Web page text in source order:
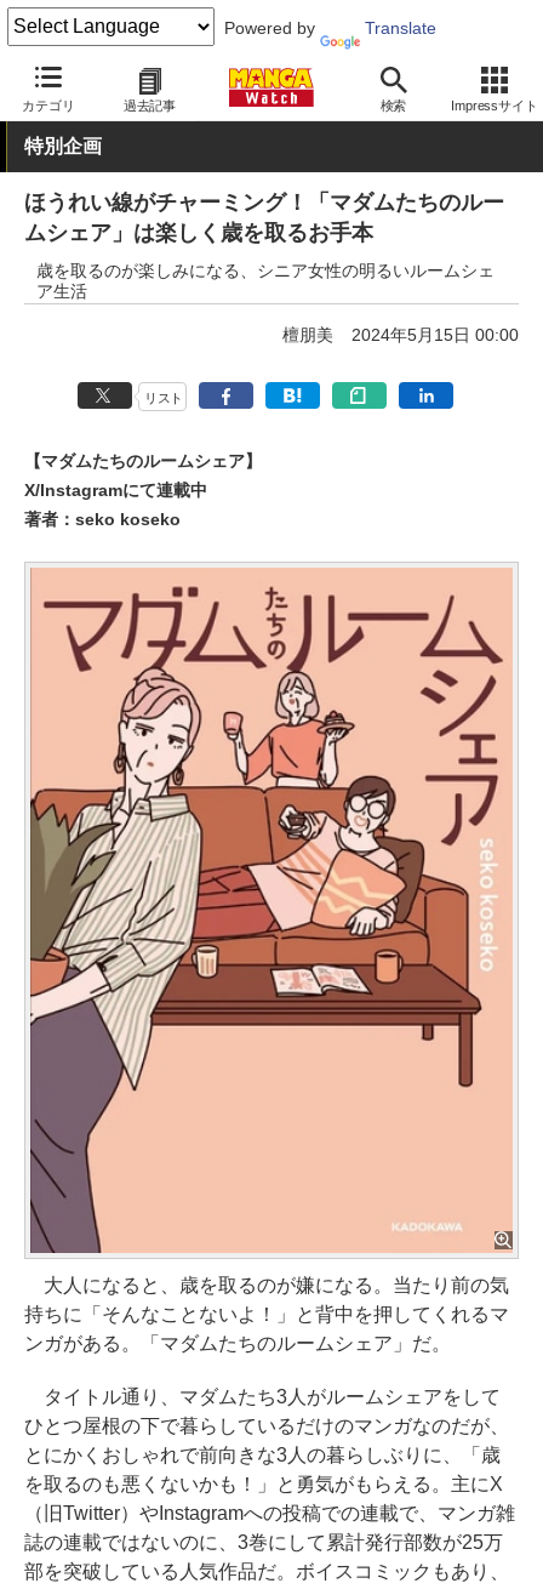
Powered by Translate
カテゴリ 過去記事 検索 Impressサイト
MANGA Watch 青年
特別企画
ほうれい線がチャーミング！「マダムたちのルー
ムシェア」は楽しく歳を取るお手本
歳を取るのが楽しみになる、シニア女性の明るいルームシェ
ア生活
檀朋美 2024年5月15日 00:00
リスト
【マダムたちのルームシェア】
X/Instagramにて連載中
著者：seko koseko
大人になると、歳を取るのが嫌になる。当たり前の気
持ちに「そんなことないよ！」と背中を押してくれるマ
ンガがある。「マダムたちのルームシェア」だ。
タイトル通り、マダムたち3人がルームシェアをして
ひとつ屋根の下で暮らしているだけのマンガなのだが、
とにかくおしゃれで前向きな3人の暮らしぶりに、「歳
を取るのも悪くないかも！」と勇気がもらえる。主にX
（旧Twitter）やInstagramへの投稿での連載で、マンガ雑
誌の連載ではないのに、3巻にして累計発行部数が25万
部を突破している人気作品だ。ボイスコミックもあり、